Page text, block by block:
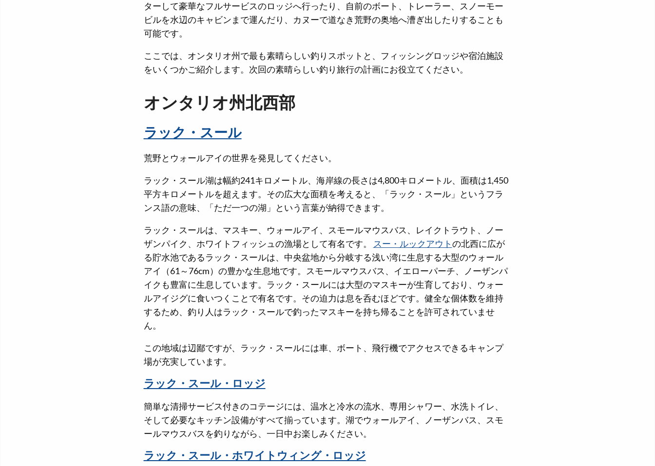
ターして豪華なフルサービスのロッジへ行ったり、自前のボート、トレーラー、スノーモー
ビルを水辺のキャビンまで運んだり、カヌーで道なき荒野の奥地へ漕ぎ出したりすることも
可能です。
ここでは、オンタリオ州で最も素晴らしい釣りスポットと、フィッシングロッジや宿泊施設
をいくつかご紹介します。次回の素晴らしい釣り旅行の計画にお役立てください。
オンタリオ州北西部
ラック・スール
荒野とウォールアイの世界を発見してください。
ラック・スール湖は幅約241キロメートル、海岸線の長さは4,800キロメートル、面積は1,450
平方キロメートルを超えます。その広大な面積を考えると、「ラック・スール」というフラ
ンス語の意味、「ただ一つの湖」という言葉が納得できます。
ラック・スールは、マスキー、ウォールアイ、スモールマウスバス、レイクトラウト、ノー
ザンパイク、ホワイトフィッシュの漁場として有名です。
スー・ルックアウトの北西に広が
る貯水池であるラック・スールは、中央盆地から分岐する浅い湾に生息する大型のウォール
アイ（61～76cm）の豊かな生息地です。スモールマウスバス、イエローパーチ、ノーザンパ
イクも豊富に生息しています。ラック・スールには大型のマスキーが生育しており、ウォー
ルアイジグに食いつくことで有名です。その迫力は息を呑むほどです。健全な個体数を維持
するため、釣り人はラック・スールで釣ったマスキーを持ち帰ることを許可されていませ
ん。
この地域は辺鄙ですが、ラック・スールには車、ボート、飛行機でアクセスできるキャンプ
場が充実しています。
ラック・スール・ロッジ
簡単な清掃サービス付きのコテージには、温水と冷水の流水、専用シャワー、水洗トイレ、
そして必要なキッチン設備がすべて揃っています。湖でウォールアイ、ノーザンバス、スモ
ールマウスバスを釣りながら、一日中お楽しみください。
ラック・スール・ホワイトウィング・ロッジ